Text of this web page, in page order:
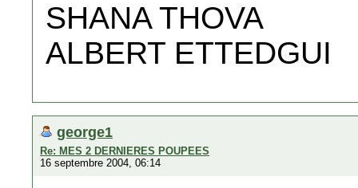
SHANA THOVA
ALBERT ETTEDGUI
george1
Re: MES 2 DERNIERES POUPEES
16 septembre 2004, 06:14